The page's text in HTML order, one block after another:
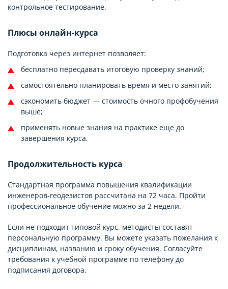
контрольное тестирование.
Плюсы онлайн-курса
Подготовка через интернет позволяет:
бесплатно пересдавать итоговую проверку знаний;
самостоятельно планировать время и место занятий;
сэкономить бюджет — стоимость очного профобучения
выше;
применять новые знания на практике еще до
завершения курса.
Продолжительность курса
Стандартная программа повышения квалификации
инженеров-геодезистов рассчитана на 72 часа. Пройти
профессиональное обучение можно за 2 недели.
Если не подходит типовой курс, методисты составят
персональную программу. Вы можете указать пожелания к
дисциплинам, названию и сроку обучения. Согласуйте
требования к учебной программе по телефону до
подписания договора.